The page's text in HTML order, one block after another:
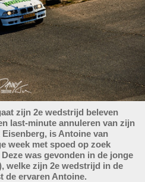
zijn 2e wedstrijd beleven
last-minute annuleren van zijn
is Antoine van
week met spoed op zoek
was gevonden in de jonge
welke zijn 2e wedstrijd in de
de ervaren Antoine.